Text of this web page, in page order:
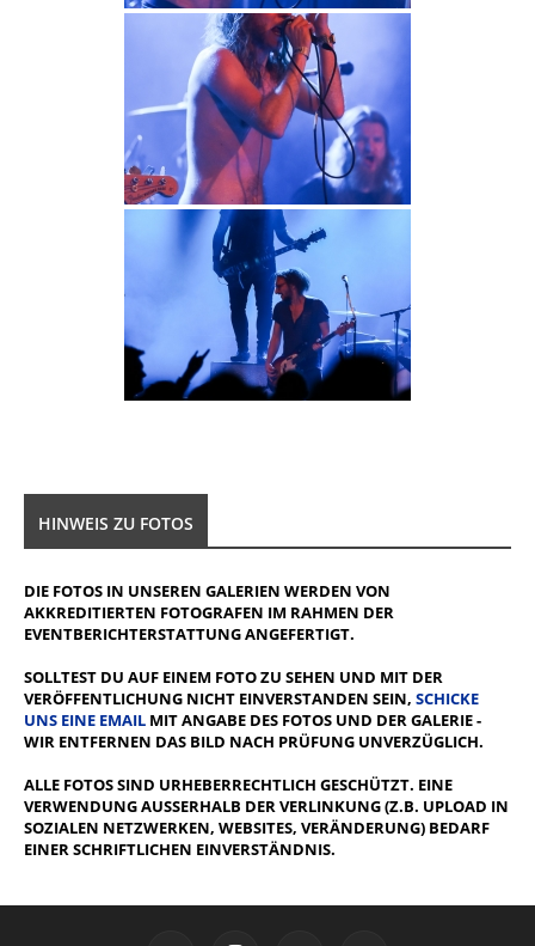
HINWEIS ZU FOTOS
DIE FOTOS IN UNSEREN GALERIEN WERDEN VON
AKKREDITIERTEN FOTOGRAFEN IM RAHMEN DER
EVENTBERICHTERSTATTUNG ANGEFERTIGT.
SOLLTEST DU AUF EINEM FOTO ZU SEHEN UND MIT DER
VERÖFFENTLICHUNG NICHT EINVERSTANDEN SEIN, SCHICKE
UNS EINE EMAIL MIT ANGABE DES FOTOS UND DER GALERIE -
WIR ENTFERNEN DAS BILD NACH PRÜFUNG UNVERZÜGLICH.
ALLE FOTOS SIND URHEBERRECHTLICH GESCHÜTZT. EINE
VERWENDUNG AUSSERHALB DER VERLINKUNG (Z.B. UPLOAD IN S
OZIALEN NETZWERKEN, WEBSITES, VERÄNDERUNG) BEDARF E
INER SCHRIFTLICHEN EINVERSTÄNDNIS.